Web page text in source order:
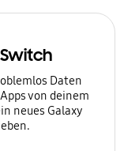
Daten
von deinem
neues Galaxy